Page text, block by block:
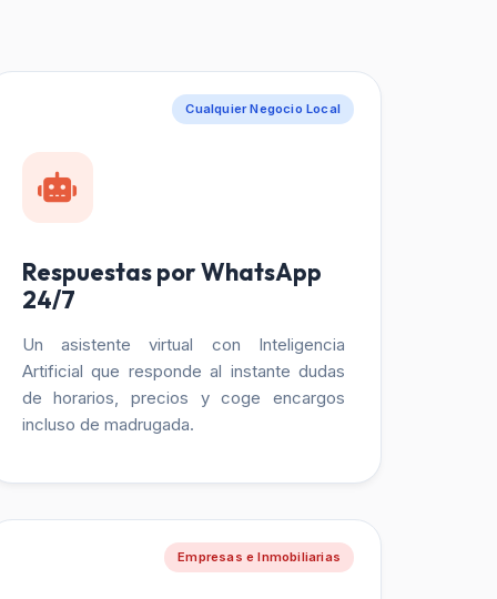
Cualquier Negocio Local
Respuestas por WhatsApp
24/7
Un asistente virtual con Inteligencia
Artificial que responde al instante dudas
de horarios, precios y coge encargos
incluso de madrugada.
Empresas e Inmobiliarias